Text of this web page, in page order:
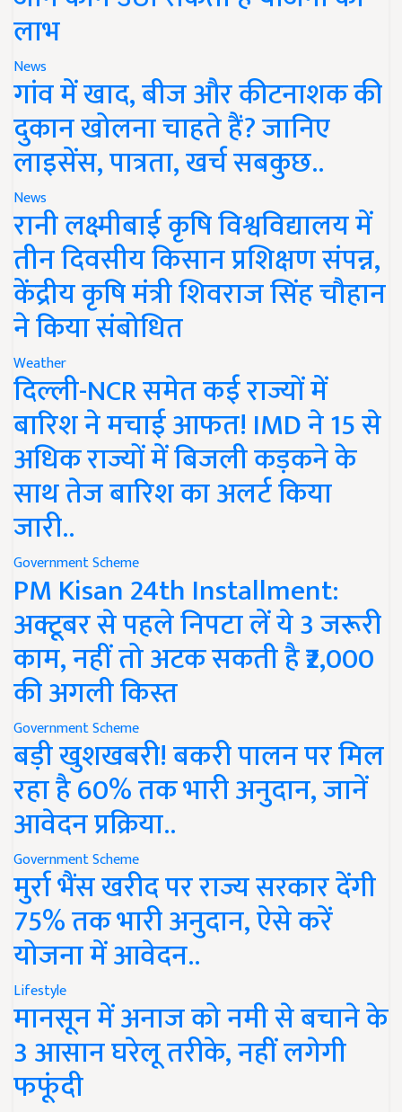
लाभ
News
गांव में खाद, बीज और कीटनाशक की
दुकान खोलना चाहते हैं? जानिए
लाइसेंस, पात्रता, खर्च सबकुछ..
News
रानी लक्ष्मीबाई कृषि विश्वविद्यालय में
तीन दिवसीय किसान प्रशिक्षण संपन्न,
केंद्रीय कृषि मंत्री शिवराज सिंह चौहान
ने किया संबोधित
Weather
दिल्ली-NCR समेत कई राज्यों में
बारिश ने मचाई आफत! IMD ने 15 से
अधिक राज्यों में बिजली कड़कने के
साथ तेज बारिश का अलर्ट किया
जारी..
Government Scheme
PM Kisan 24th Installment:
अक्टूबर से पहले निपटा लें ये 3 जरूरी
काम, नहीं तो अटक सकती है ₹2,000
की अगली किस्त
Government Scheme
बड़ी खुशखबरी! बकरी पालन पर मिल
रहा है 60% तक भारी अनुदान, जानें
आवेदन प्रक्रिया..
Government Scheme
मुर्रा भैंस खरीद पर राज्य सरकार देंगी
75% तक भारी अनुदान, ऐसे करें
योजना में आवेदन..
Lifestyle
मानसून में अनाज को नमी से बचाने के
3 आसान घरेलू तरीके, नहीं लगेगी
फफूंदी